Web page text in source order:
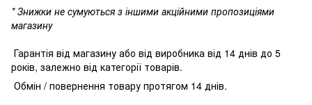
* Знижки не сумуються з іншими акційними пропозиціями
магазину
Гарантія від магазину або від виробника від 14 днів до 5
років, залежно від категорії товарів.
Обмін / повернення товару протягом 14 днів.